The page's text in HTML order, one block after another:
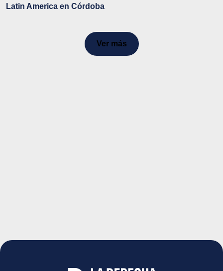
Latin America en Córdoba
Ver más